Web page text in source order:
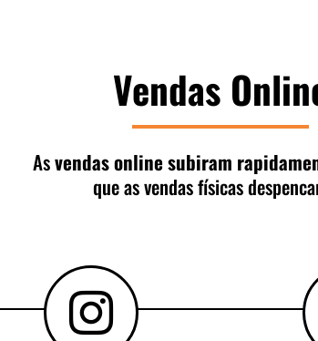
Vendas
Asvendas online subiram
que as vendas físicas
